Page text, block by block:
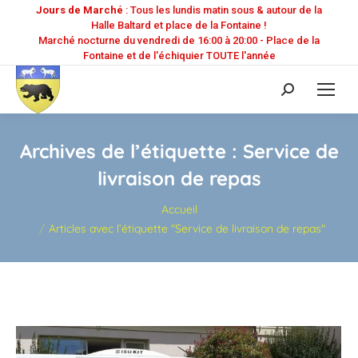
Jours de Marché : Tous les lundis matin sous & autour de la
Halle Baltard et place de la Fontaine !
Marché nocturne du vendredi de 16:00 à 20:00 - Place de la
Fontaine et de l'échiquier TOUTE l'année
Recherche
:
Archives de l’étiquette : Service de
livraison de repas
Accueil
Articles avec l’étiquette "Service de livraison de repas"